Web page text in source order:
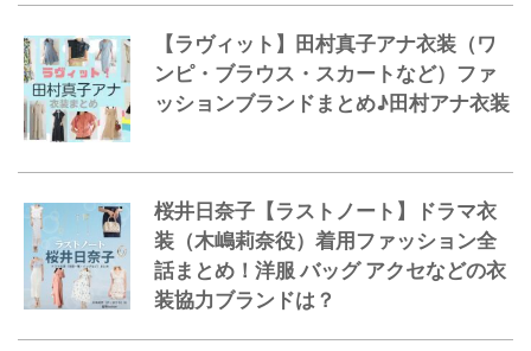
【ラヴィット】田村真子アナ衣装（ワ
ンピ・ブラウス・スカートなど）ファ
ッションブランドまとめ♪田村アナ衣装
桜井日奈子【ラストノート】ドラマ衣
装（木嶋莉奈役）着用ファッション全
話まとめ！洋服 バッグ アクセなどの衣
装協力ブランドは？